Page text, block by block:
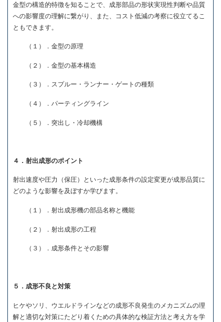
金型の構造的特徴を知ることで、成形部品の形状実現性判断や品質
への影響度の理解に繋がり、また、コスト低減の考察に役立てるこ
ともできます。
（１）．金型の原理
（２）．金型の基本構造
（３）．スプルー・ランナー・ゲートの種類
（４）．パーティングライン
（５）．突出し・冷却機構
４．射出成形のポイント
射出速度や圧力（保圧）といった成形条件の設定変更が成形品質に
どのような影響を及ぼすか学びます。
（１）．射出成形機の部品名称と機能
（２）．射出成形の工程
（３）．成形条件とその影響
５．成形不良と対策
ヒケやソリ、ウエルドラインなどの成形不良発生のメカニズムの理
解と適切な対策にたどり着くための具体的な検証方法と考え方を学